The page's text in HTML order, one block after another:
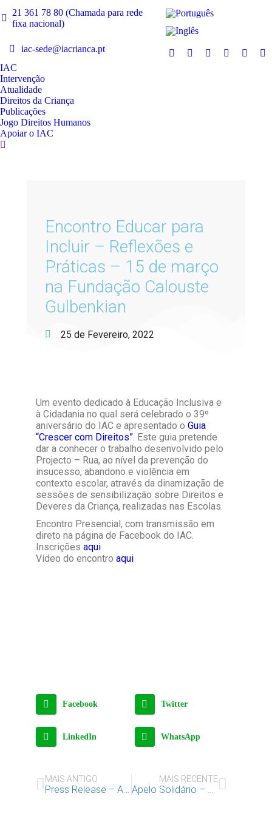
21 361 78 80 (Chamada para rede
fixa nacional)
iac-sede@iacrianca.pt
IAC
Intervenção
Atualidade
Direitos da Criança
Publicações
Jogo Direitos Humanos
Apoiar o IAC
Encontro Educar para
Incluir – Reflexões e
Práticas – 15 de março
na Fundação Calouste
Gulbenkian
25 de Fevereiro, 2022
Um evento dedicado à Educação Inclusiva e
à Cidadania no qual será celebrado o 39º
aniversário do IAC e apresentado o Guia
“Crescer com Direitos”. Este guia pretende
dar a conhecer o trabalho desenvolvido pelo
Projecto – Rua, ao nível da prevenção do
insucesso, abandono e violência em
contexto escolar, através da dinamização de
sessões de sensibilização sobre Direitos e
Deveres da Criança, realizadas nas Escolas.
Encontro Presencial, com transmissão em
direto na página de Facebook do IAC.
Inscrições aqui
Vídeo do encontro aqui
Facebook Twitter
LinkedIn WhatsApp
MAIS ANTIGO
Press Release – A violência contra as Crianças é sempre condenável
MAIS RECENTE
Apelo Solidário – Pela Paz na Ucrânia